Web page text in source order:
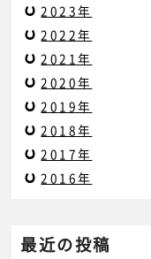
2023年
2022年
2021年
2020年
2019年
2018年
2017年
2016年
最近の投稿